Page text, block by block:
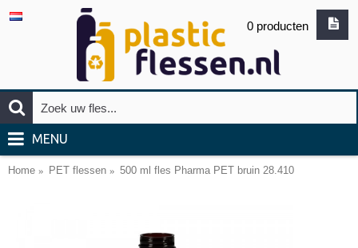
0 producten
MENU
Home PET flessen 500 ml fles Pharma PET bruin 28.410